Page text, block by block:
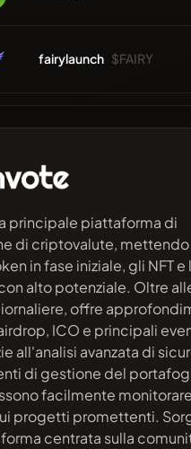
fairylaunch $FAIRY
principale piattaforma di
di criptovalute, mettendo
in fase iniziale, gli NFT e
alto potenziale. Oltre
offre
ICO e principali
all'analisi avanzata di
di gestione del
facilmente
progetti promettenti.
centrata sulla